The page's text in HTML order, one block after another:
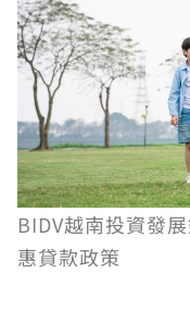
BIDV越南投資發
惠貸款政策